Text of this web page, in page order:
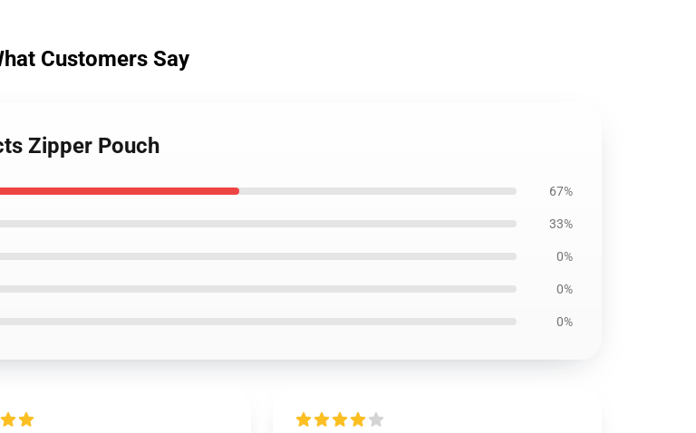
Customers Say
Zipper Pouch
67%
33%
0%
0%
0%